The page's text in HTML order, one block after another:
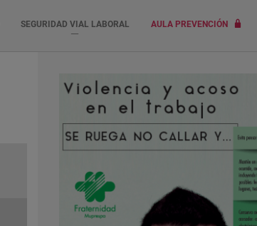
SEGURIDAD VIAL LABORAL AULA PREVENCIÓN